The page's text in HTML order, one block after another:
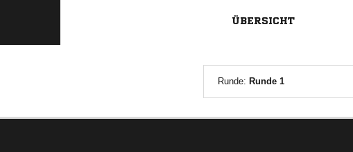
ÜBERSICHT
Runde: Runde 1